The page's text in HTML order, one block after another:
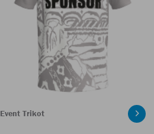
Event Trikot